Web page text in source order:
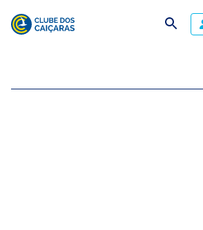
Caiçaras
busca